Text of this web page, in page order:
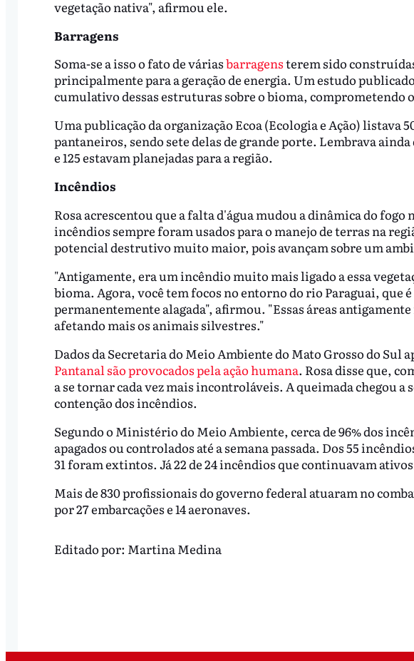
vegetação nativa", afirmou ele.
Barragens
Soma-se a isso o fato de váriasbarragensterem sido
principalmente para a geração de energia. Um estudo
cumulativo dessas estruturas sobre o bioma, comprometendo
Uma publicação da organização Ecoa (Ecologia e Ação) listava
pantaneiros, sendo sete delas de grande porte. Lembrava
e 125 estavam planejadas para a região.
Incêndios
Rosa acrescentou que a falta d'água mudou a dinâmica do fogo
incêndios sempre foram usados para o manejo de terras na
potencial destrutivo muito maior, pois avançam sobre um
"Antigamente, era um incêndio muito mais ligado a essa
bioma. Agora, você tem focos no entorno do rio Paraguai, que
permanentemente alagada", afirmou. "Essas áreas
afetando mais os animais silvestres."
Dados da Secretaria do Meio Ambiente do Mato Grosso do Sul
Pantanal são provocados pela ação humana. Rosa disse que,
a se tornar cada vez mais incontroláveis. A queimada chegou a
contenção dos incêndios.
Segundo o Ministério do Meio Ambiente, cerca de 96% dos
apagados ou controlados até a semana passada. Dos 55
31 foram extintos. Já 22 de 24 incêndios que continuavam
Mais de 830 profissionais do governo federal atuaram no
por 27 embarcações e 14 aeronaves.
Editado por: Martina Medina